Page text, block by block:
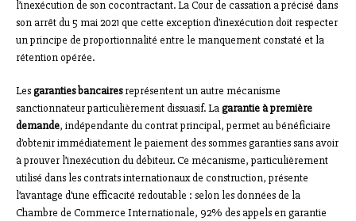
l’inexécution de son cocontractant. La Cour de cassation a précisé dans
son arrêt du 5 mai 2021 que cette exception d’inexécution doit respecter
un principe de proportionnalité entre le manquement constaté et la
rétention opérée.
Les garanties bancairesreprésentent un autre mécanisme
sanctionnateur particulièrement dissuasif. La garantie à première
demande, indépendante du contrat principal, permet au bénéficiaire
d’obtenir immédiatement le paiement des sommes garanties sans avoir
à prouver l’inexécution du débiteur. Ce mécanisme, particulièrement
utilisé dans les contrats internationaux de construction, présente
l’avantage d’une efficacité redoutable : selon les données de la
Chambre de Commerce Internationale, 92% des appels en garantie